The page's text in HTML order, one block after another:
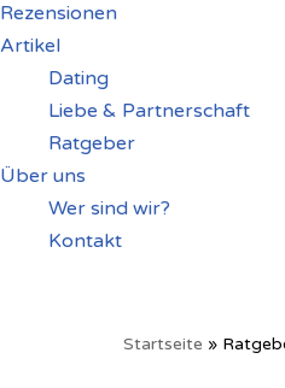
Rezensionen
Artikel
Dating
Liebe & Partnerschaft
Ratgeber
Über uns
Wer sind wir?
Kontakt
Startseite »